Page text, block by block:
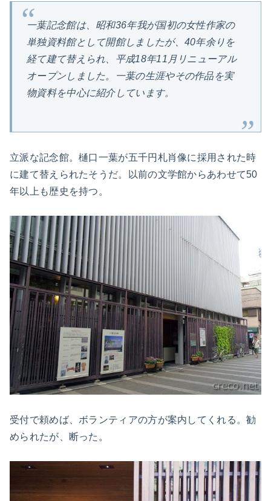
一葉記念館は、昭和36年我が国初の女性作家の
単独資料館として開館しましたが、40年余りを
経て建て替えられ、平成18年11月リニューアル
オープンしました。一葉の生涯やその作品を実
物資料を中心に紹介しています。
立派な記念館。樋口一葉が五千円札肖像に採用された時
に建て替えられたそうだ。以前の文学館からあわせて50
年以上も歴史を持つ。
受付で頼めば、ボランティアの方が案内してくれる。勧
められたが、断った。